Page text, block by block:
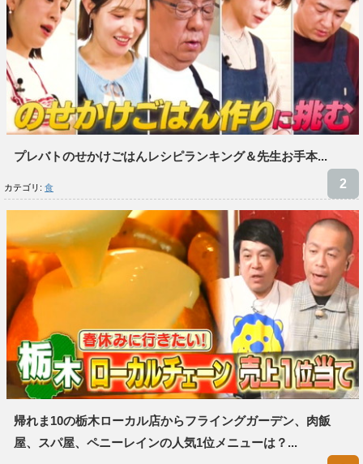
プレバトのせかけごはんレシピランキング＆先生お手本...
カテゴリ: 食
帰れま10の栃木ローカル店からフライングガーデン、肉飯
屋、スパ屋、ペニーレインの人気1位メニューは？...